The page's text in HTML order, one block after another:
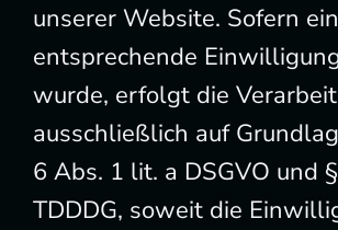
unserer Website. Sofern
entsprechende
wurde, erfolgt die
ausschließlich auf
6 Abs. 1 lit. a DSGVO und
TDDDG, soweit die